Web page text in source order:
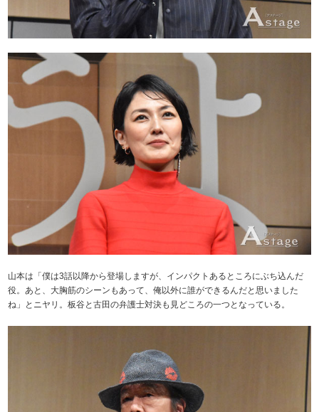
山本は「僕は3話以降から登場しますが、インパクトあるところにぶち込んだ
役。あと、大胸筋のシーンもあって、俺以外に誰ができるんだと思いました
ね」とニヤリ。板谷と古田の弁護士対決も見どころの一つとなっている。